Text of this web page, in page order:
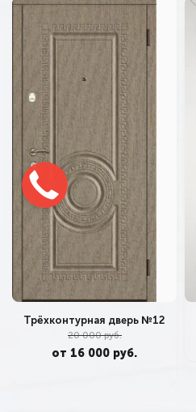
Трёхконтурная дверь №12
20 000 руб.
от 16 000 руб.